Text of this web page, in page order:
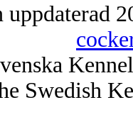
uppdaterad
Swedish